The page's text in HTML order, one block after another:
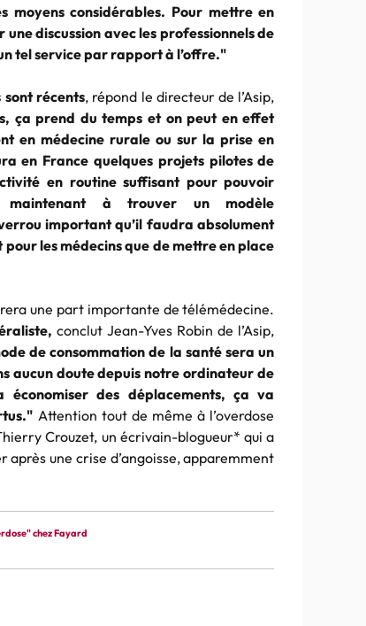
moyens considérables. Pour mettre en
discussion avec les professionnels de
tel service par rapport à l’offre."
sont récents, répond le directeur de l’Asip,
ça prend du temps et on peut en effet
en médecine rurale ou sur la prise en
en France quelques projets pilotes de
en routine suffisant pour pouvoir
maintenant à trouver un modèle
important qu’il faudra absolument
les médecins que de mettre en place
une part importante de télémédecine.
conclut Jean-Yves Robin de l’Asip,
de consommation de la santé sera un
aucun doute depuis notre ordinateur de
des déplacements, ça va
Attention tout de même à l’overdose
Crouzet, un écrivain-blogueur* qui a
une crise d’angoisse, apparemment
chez Fayard